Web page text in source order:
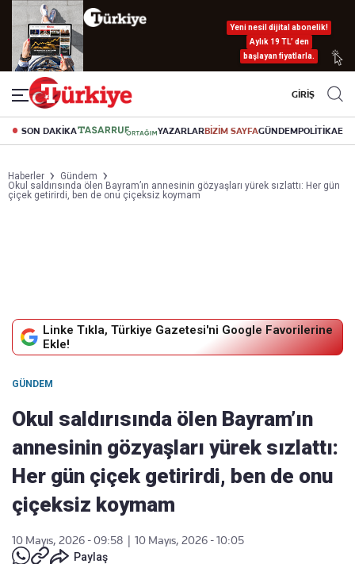
Yeni nesil dijital abonelik!
Aylık 19 TL’ den
başlayan fiyatlarla.
GİRİŞ
SON DAKİKA YAZARLARBİZİM SAYFAGÜNDEMPOLİTİKA
Haberler
Gündem
Okul saldırısında ölen Bayram’ın annesinin gözyaşları yürek sızlattı: Her gün
çiçek getirirdi, ben de onu çiçeksiz koymam
Linke Tıkla, Türkiye Gazetesi'ni Google Favorilerine
Ekle!
GÜNDEM
Okul saldırısında ölen Bayram’ın
annesinin gözyaşları yürek sızlattı:
Her gün çiçek getirirdi, ben de onu
çiçeksiz koymam
10 Mayıs, 2026 - 09:58
10 Mayıs, 2026 - 10:05
Paylaş